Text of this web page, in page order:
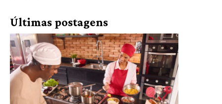
Últimas postagens